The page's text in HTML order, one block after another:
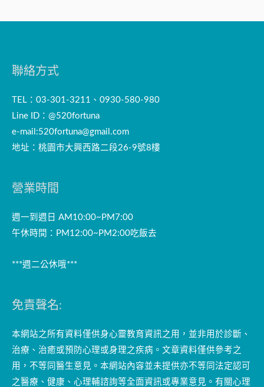
聯絡方式
TEL：03-301-3211、0930-580-980
Line ID：@520fortuna
e-mail:520fortuna@gmail.com
地址：桃園市大興西路二段26-9號8樓
營業時間
週一到週日 AM10:00~PM7:00
午休時間：PM12:00~PM2:00吃飯去
***週二公休哦***
免責聲名:
本網站之所有資料僅供身心靈教育資訊之用，並非用於診斷、
治療、治癒或預防心理或身理之疾病。文章資料僅供參考之
用，不等同醫生意見。本網站內容並未提供亦不等同法定認可
之醫療、健康、心理輔諮詢等全面資訊或專業意見。有關心理